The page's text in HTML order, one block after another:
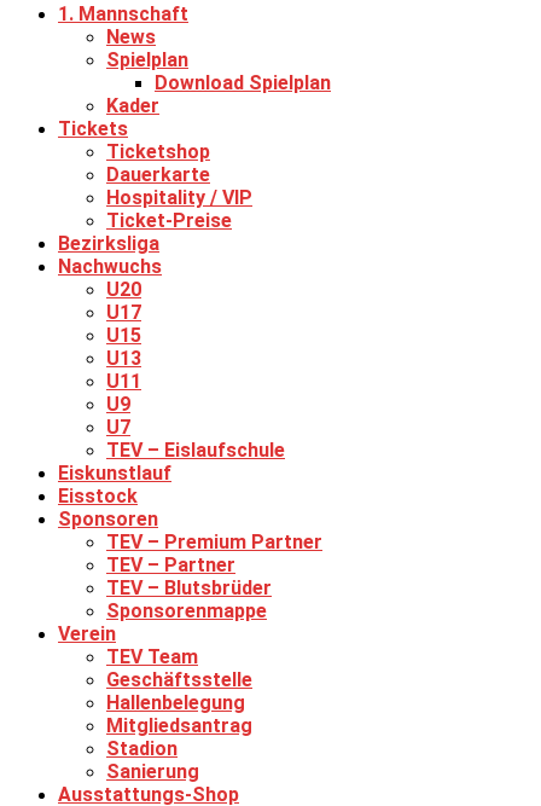
1. Mannschaft
News
Spielplan
Download Spielplan
Kader
Tickets
Ticketshop
Dauerkarte
Hospitality / VIP
Ticket-Preise
Bezirksliga
Nachwuchs
U20
U17
U15
U13
U11
U9
U7
TEV – Eislaufschule
Eiskunstlauf
Eisstock
Sponsoren
TEV – Premium Partner
TEV – Partner
TEV – Blutsbrüder
Sponsorenmappe
Verein
TEV Team
Geschäftsstelle
Hallenbelegung
Mitgliedsantrag
Stadion
Sanierung
Ausstattungs-Shop